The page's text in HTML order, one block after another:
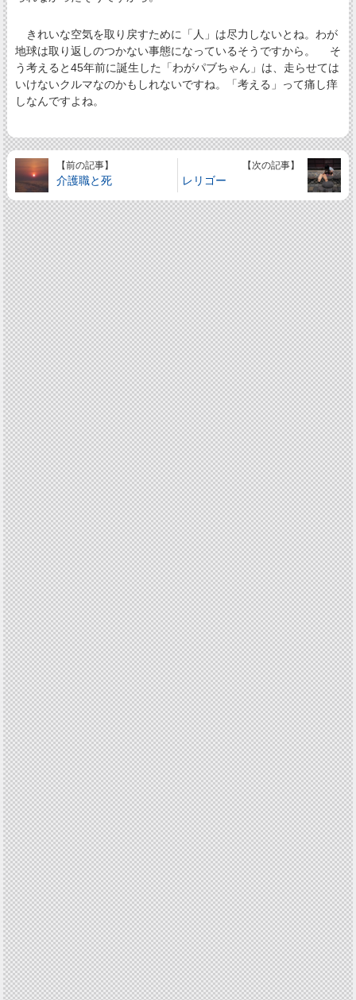
きれいな空気を取り戻すために「人」は尽力しないとね。わが
地球は取り返しのつかない事態になっているそうですから。 そ
う考えると45年前に誕生した「わがパブちゃん」は、走らせては
いけないクルマなのかもしれないですね。「考える」って痛し痒
しなんですよね。
【前の記事】
介護職と死
【次の記事】
レリゴー